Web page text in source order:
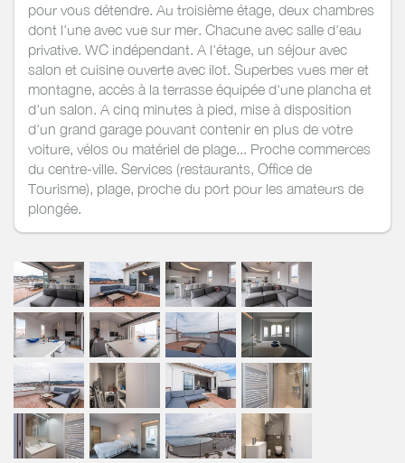
pour vous détendre. Au troisième étage, deux chambres
dont l'une avec vue sur mer. Chacune avec salle d'eau
privative. WC indépendant. A l'étage, un séjour avec
salon et cuisine ouverte avec ilot. Superbes vues mer et
montagne, accès à la terrasse équipée d'une plancha et
d'un salon. A cinq minutes à pied, mise à disposition
d'un grand garage pouvant contenir en plus de votre
voiture, vélos ou matériel de plage... Proche commerces
du centre-ville. Services (restaurants, Office de
Tourisme), plage, proche du port pour les amateurs de
plongée.